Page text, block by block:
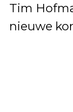
Tim
nieuwe